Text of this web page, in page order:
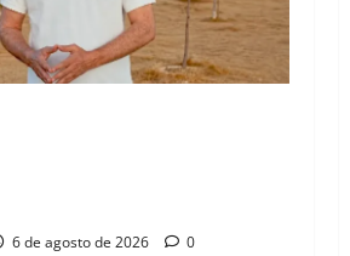
6 de agosto de 2026 0